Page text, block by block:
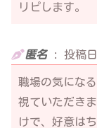
リピします。
匿名: 投稿
職場の気にな
視ていただき
けで、好意は